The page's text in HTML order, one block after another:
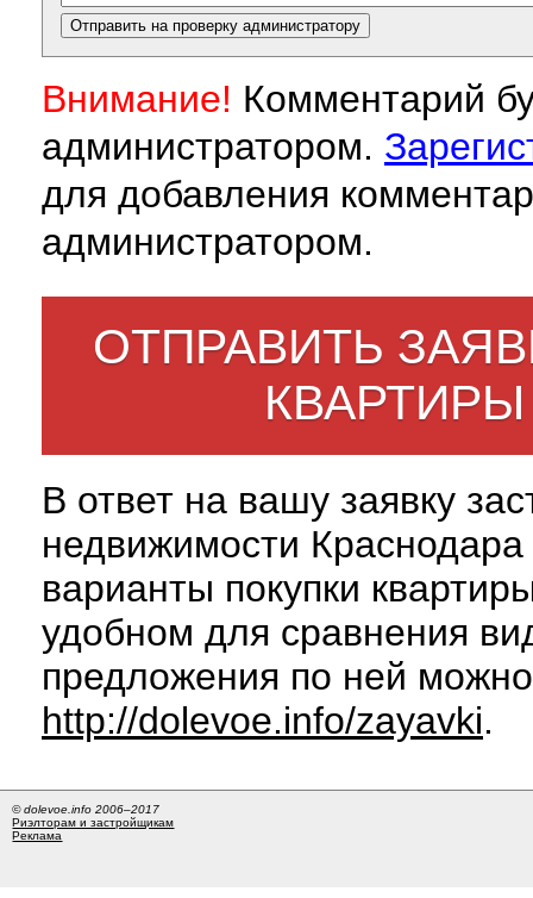
Внимание! Комментарий
администратором.
для добавления
администратором.
ОТПРАВИТЬ
В ответ на вашу заявку
недвижимости
варианты покупки
удобном для сравнения
предложения по ней
http://dolevoe.info/zayavki.
© dolevoe.info 2006–2017
Риэлторам и застройщикам
Реклама